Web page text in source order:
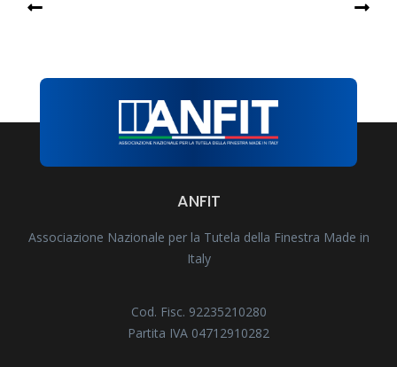
ANFIT
Associazione Nazionale per la Tutela della Finestra Made in
Italy
Cod. Fisc. 92235210280
Partita IVA 04712910282